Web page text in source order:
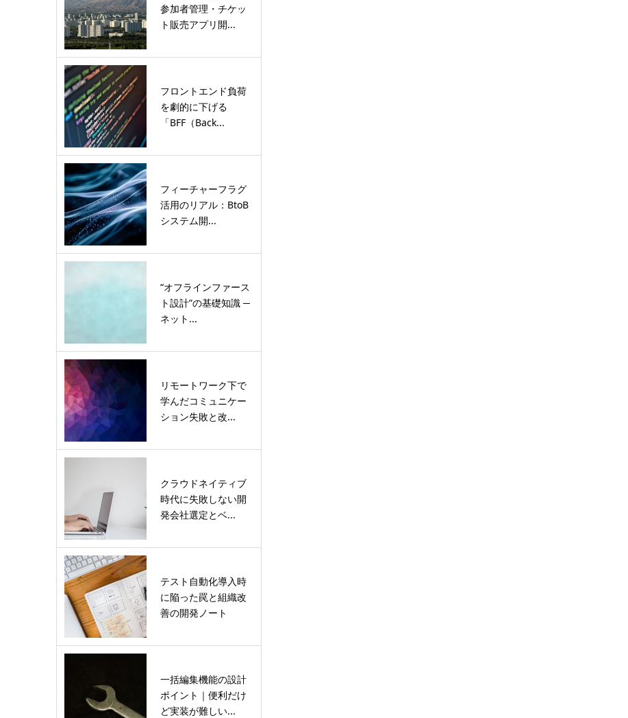
参加者管理・チケッ
ト販売アプリ開...
フロントエンド負荷
を劇的に下げる
「BFF（Back...
フィーチャーフラグ
活用のリアル：BtoB
システム開...
“オフラインファース
ト設計”の基礎知識 ─
ネット...
リモートワーク下で
学んだコミュニケー
ション失敗と改...
クラウドネイティブ
時代に失敗しない開
発会社選定とベ...
テスト自動化導入時
に陥った罠と組織改
善の開発ノート
一括編集機能の設計
ポイント｜便利だけ
ど実装が難しい...